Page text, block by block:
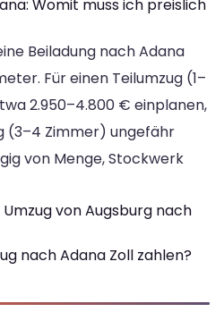
Womit muss ich preislich
Beiladung nach Adana
Für einen Teilumzug (1–
2.950–4.800 € einplanen,
(3–4 Zimmer) ungefähr
von Menge, Stockwerk
von Augsburg nach
nach Adana Zoll zahlen?